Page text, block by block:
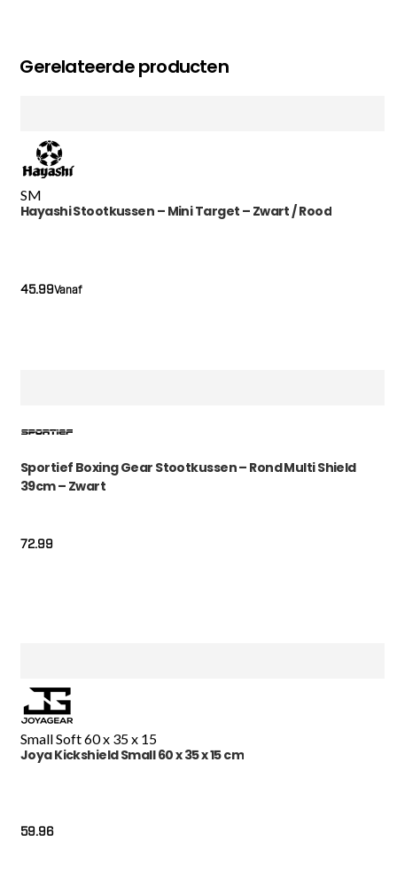
Gerelateerde producten
SM
Hayashi Stootkussen – Mini Target – Zwart / Rood
Vanaf
45.99
Sportief Boxing Gear Stootkussen – Rond Multi Shield
39cm – Zwart
72.99
Small Soft 60 x 35 x 15
Joya Kickshield Small 60 x 35 x 15 cm
59.96